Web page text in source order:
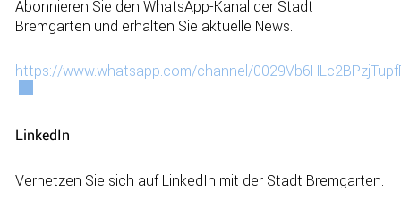
Abonnieren Sie den WhatsApp-Kanal der Stadt
Bremgarten und erhalten Sie aktuelle News.
https://www.whatsapp.com/channel/
Externer Link wird in einem neuen Fenster geöffnet.
LinkedIn
Vernetzen Sie sich auf LinkedIn mit der Stadt Bremgarten.